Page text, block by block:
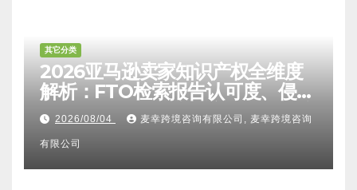
其它分类
2026亚马逊卖家知识产权全维度
解析：FTO检索报告认可度、侵权
比对区别、TRO应诉方法及服务商
甄选避坑全攻略
2026/08/04 麦幸跨境咨询有限公司, 麦幸跨境咨询
有限公司